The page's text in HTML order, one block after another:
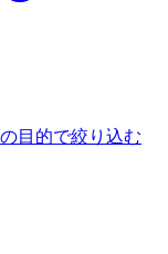
目的で絞り込む